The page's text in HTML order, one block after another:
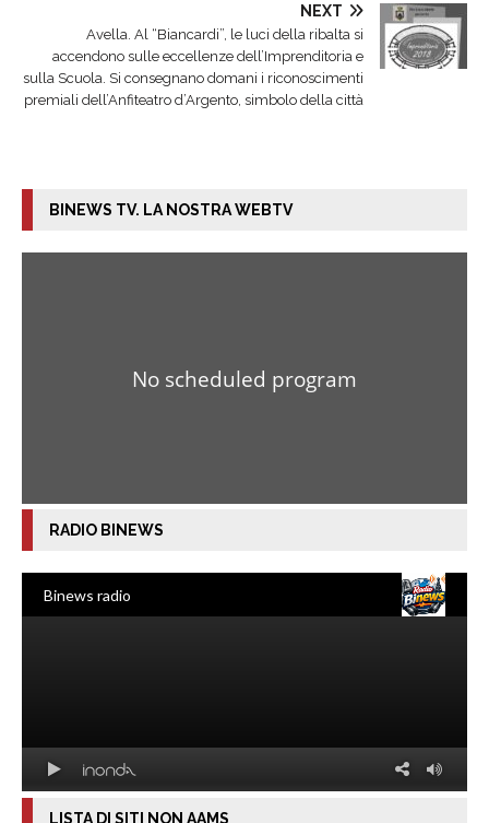
NEXT
Avella. Al “Biancardi”, le luci della ribalta si
accendono sulle eccellenze dell’Imprenditoria e
sulla Scuola. Si consegnano domani i riconoscimenti
premiali dell’Anfiteatro d’Argento, simbolo della città
BINEWS TV. LA NOSTRA WEBTV
RADIO BINEWS
LISTA DI SITI NON AAMS